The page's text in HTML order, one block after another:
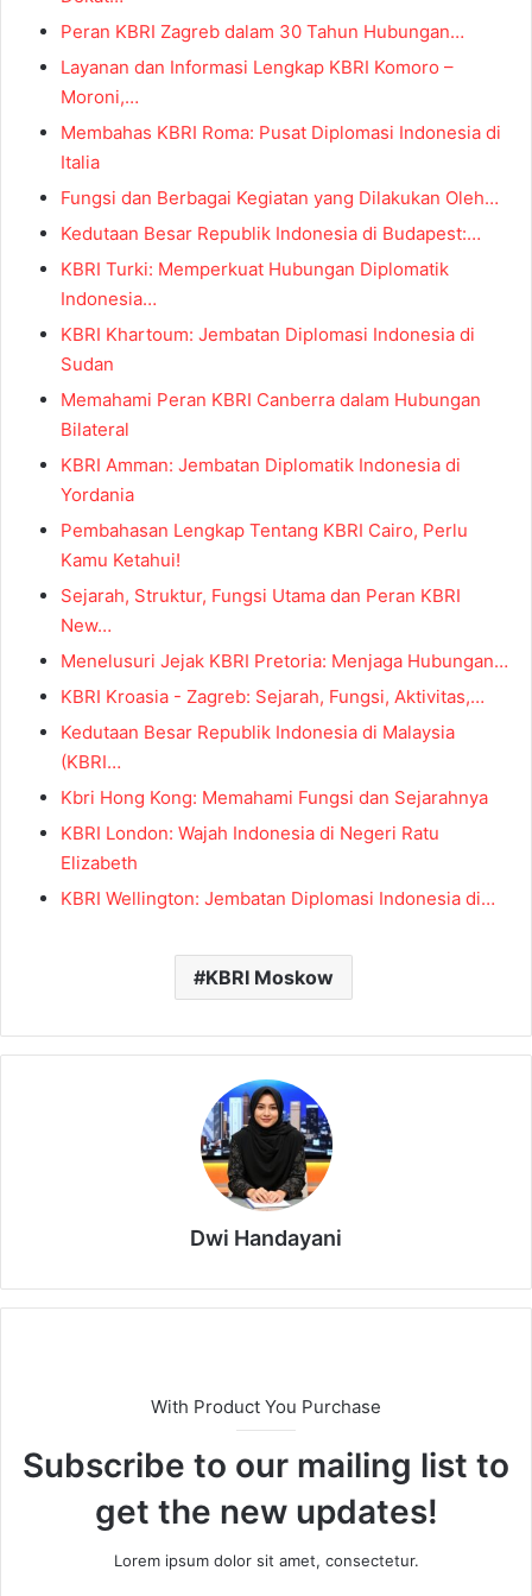
Peran KBRI Zagreb dalam 30 Tahun Hubungan…
Layanan dan Informasi Lengkap KBRI Komoro –
Moroni,…
Membahas KBRI Roma: Pusat Diplomasi Indonesia di
Italia
Fungsi dan Berbagai Kegiatan yang Dilakukan Oleh…
Kedutaan Besar Republik Indonesia di Budapest:…
KBRI Turki: Memperkuat Hubungan Diplomatik
Indonesia…
KBRI Khartoum: Jembatan Diplomasi Indonesia di
Sudan
Memahami Peran KBRI Canberra dalam Hubungan
Bilateral
KBRI Amman: Jembatan Diplomatik Indonesia di
Yordania
Pembahasan Lengkap Tentang KBRI Cairo, Perlu
Kamu Ketahui!
Sejarah, Struktur, Fungsi Utama dan Peran KBRI
New…
Menelusuri Jejak KBRI Pretoria: Menjaga Hubungan…
KBRI Kroasia - Zagreb: Sejarah, Fungsi, Aktivitas,…
Kedutaan Besar Republik Indonesia di Malaysia
(KBRI…
Kbri Hong Kong: Memahami Fungsi dan Sejarahnya
KBRI London: Wajah Indonesia di Negeri Ratu
Elizabeth
KBRI Wellington: Jembatan Diplomasi Indonesia di…
KBRI Moskow
Dwi Handayani
With Product You Purchase
Subscribe to our mailing list to
get the new updates!
Lorem ipsum dolor sit amet, consectetur.